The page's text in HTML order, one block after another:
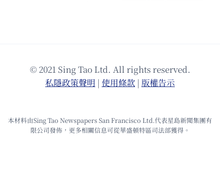
© 2021 Sing Tao Ltd. All rights reserved.
私隱政策聲明 | 使⽤條款 | 版權告⽰
本材料由Sing Tao Newspapers San Francisco Ltd.代表星島新聞集團有
限公司發佈，更多相關信息可從華盛頓特區司法部獲得。